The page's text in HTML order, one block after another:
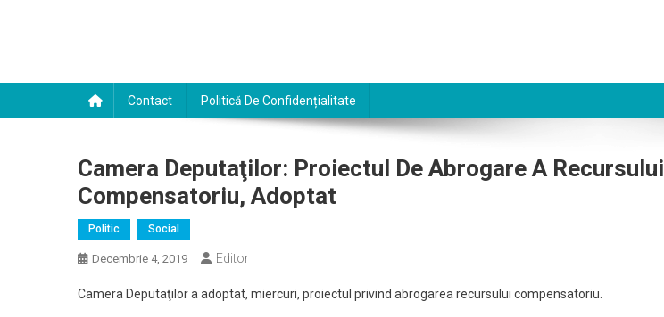
Contact Politică De Confidențialitate
Camera Deputaţilor: Proiectul De Abrogare A Recursului
Compensatoriu, Adoptat
Politic Social
Decembrie 4, 2019 Editor
Camera Deputaţilor a adoptat, miercuri, proiectul privind abrogarea recursului compensatoriu.